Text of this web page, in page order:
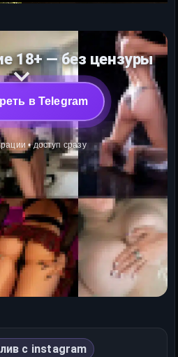
18+ — без цензуры
в Telegram
• доступ сразу
с instagram